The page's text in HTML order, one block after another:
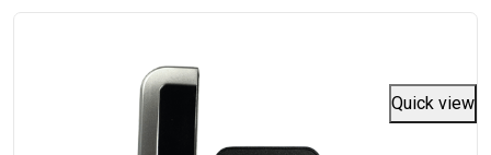
Quick view